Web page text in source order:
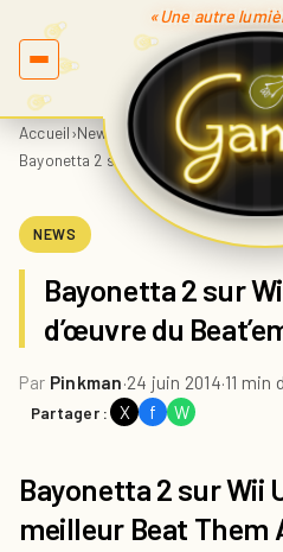
«Une autre
Accueil›News
Bayonetta 2 sur Wii U : Le chef-
NEWS
Bayonetta 2 sur
d’œuvre du
Par Pinkman·24 juin 2014·11 min
Partager : X f W
Bayonetta 2 sur Wii
meilleur Beat Them